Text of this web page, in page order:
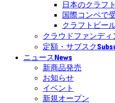
日本のクラフ
国際コンペで
クラフトビー
クラウドファンディ
定額・サブスク
ニュースNews
新商品発売
お知らせ
イベント
新規オープン